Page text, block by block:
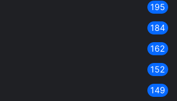
195
184
162
152
149